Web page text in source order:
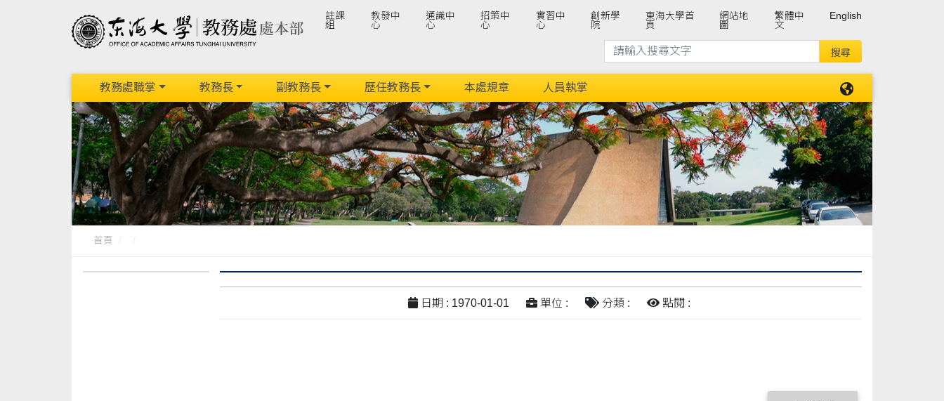
註課
組
教發中
心
通識中
心
招策中
心
實習中
心
創新學
院
東海大學首
頁
網站地
圖
繁體中
文
English
教務處職掌 教務長 副教務長 歷任教務長 本處規章 人員執掌
首頁
日期 : 1970-01-01 單位 : 分類 : 點閱 :